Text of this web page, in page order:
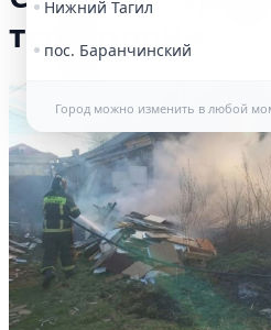
Нижний Тагил
пос. Баранчинский
Город можно изменить в любой
территории.